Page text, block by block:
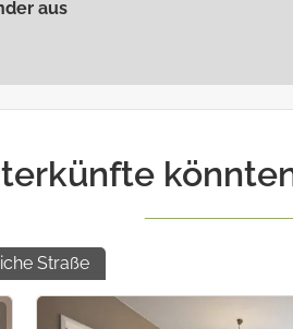
Kinder sind
aus
Straße